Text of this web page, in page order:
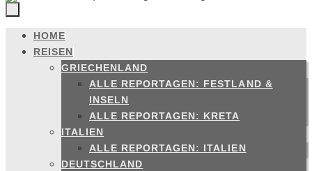
Zum
Inhalt
springen
HOME
REISEN
GRIECHENLAND
ALLE REPORTAGEN: FESTLAND &
INSELN
ALLE REPORTAGEN: KRETA
ITALIEN
ALLE REPORTAGEN: ITALIEN
DEUTSCHLAND